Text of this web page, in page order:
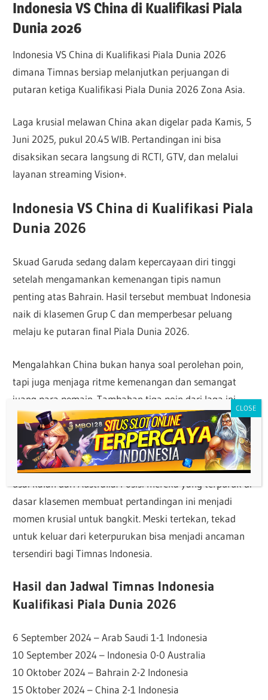
Indonesia VS China di Kualifikasi Piala
Dunia 2026
Indonesia VS China di Kualifikasi Piala Dunia 2026
dimana Timnas bersiap melanjutkan perjuangan di
putaran ketiga Kualifikasi Piala Dunia 2026 Zona Asia.
Laga krusial melawan China akan digelar pada Kamis, 5
Juni 2025, pukul 20.45 WIB. Pertandingan ini bisa
disaksikan secara langsung di RCTI, GTV, dan melalui
layanan streaming Vision+.
Indonesia VS China di Kualifikasi Piala
Dunia 2026
Skuad Garuda sedang dalam kepercayaan diri tinggi
setelah mengamankan kemenangan tipis namun
penting atas Bahrain. Hasil tersebut membuat Indonesia
naik di klasemen Grup C dan memperbesar peluang
melaju ke putaran final Piala Dunia 2026.
Mengalahkan China bukan hanya soal perolehan poin,
tapi juga menjaga ritme kemenangan dan semangat
juang para pemain. Tambahan tiga poin dari laga ini
bisa menjadi langkah besar untuk mengukir sejarah
baru di pentas sepak bola dunia.
Sementara itu, China justru datang dengan beban berat
usai kalah dari Australia. Posisi mereka yang terpuruk di
dasar klasemen membuat pertandingan ini menjadi
momen krusial untuk bangkit. Meski tertekan, tekad
untuk keluar dari keterpurukan bisa menjadi ancaman
tersendiri bagi Timnas Indonesia.
Hasil dan Jadwal Timnas Indonesia
Kualifikasi Piala Dunia 2026
6 September 2024 – Arab Saudi 1-1 Indonesia
10 September 2024 – Indonesia 0-0 Australia
10 Oktober 2024 – Bahrain 2-2 Indonesia
15 Oktober 2024 – China 2-1 Indonesia